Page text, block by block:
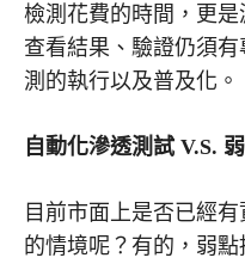
檢測花費的時間，更是
查看結果、驗證仍須
測的執行以及普及化。
自動化滲透測試 V.S.
目前市面上是否已經
的情境呢？有的，弱